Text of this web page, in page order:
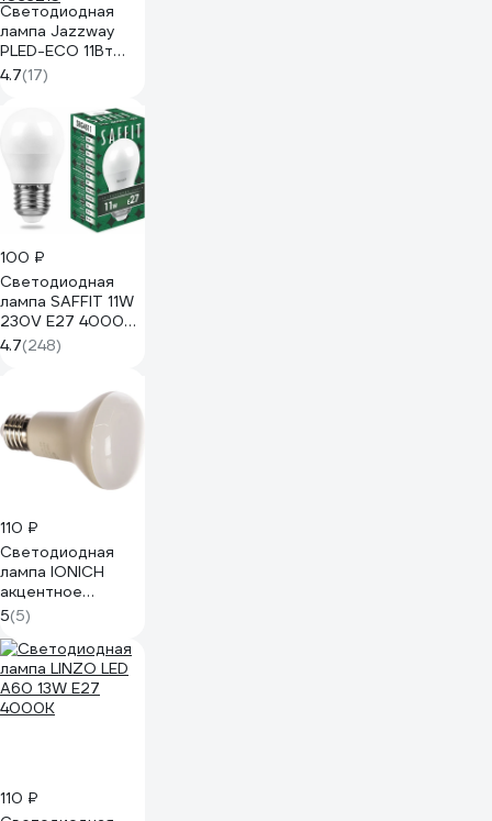
Светодиодная
лампа Jazzway
PLED-ECO 11Вт
A60 грушевидная
4000К
нейтральный
белый E27 840лм
230В/50Гц
4.7(17)
100 ₽
Светодиодная
лампа SAFFIT 11W
230V E27 4000K,
SBG4511 55139
4.7(248)
110 ₽
Светодиодная
лампа IONICH
акцентное
освещение ILED-
SMD2835-R63-8-
720-230-4-E27
0170 1528
5(5)
110 ₽